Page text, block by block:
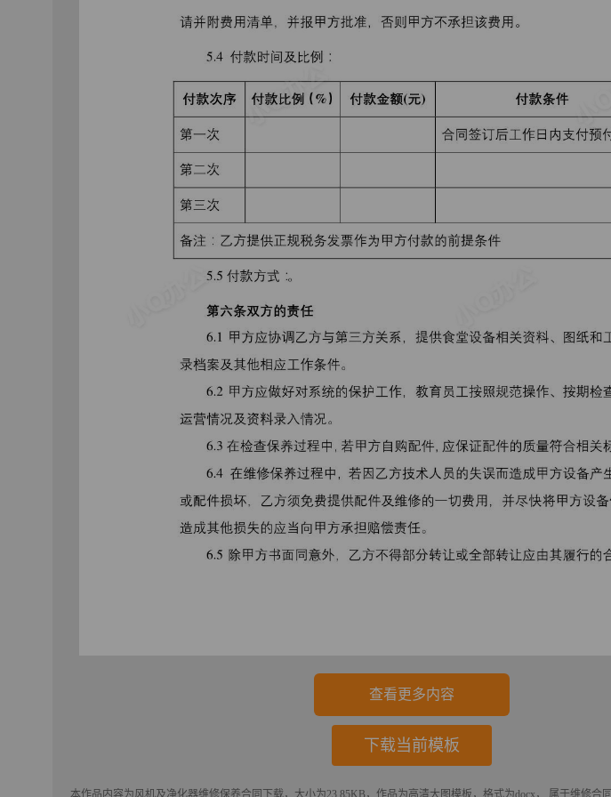
查看更多内容
下载当前模板
本作品内容为风机及净化器维修保养合同 下载，大小为23.85KB，作品为高清大图模板，格式为docx， 属于维修合同